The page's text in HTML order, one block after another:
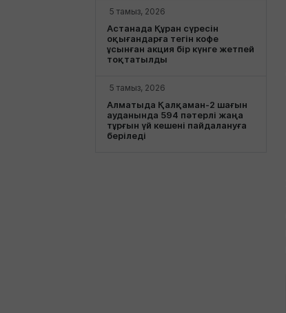
5 тамыз, 2026
Астанада Құран сүресін
оқығандарға тегін кофе
ұсынған акция бір күнге жетпей
тоқтатылды
5 тамыз, 2026
Алматыда Қалқаман-2 шағын
ауданында 594 пәтерлі жаңа
тұрғын үй кешені пайдалануға
беріледі